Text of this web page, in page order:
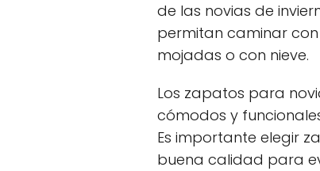
de las novias de
permitan caminar
mojadas o con nieve.
Los zapatos para
cómodos y
Es importante elegir
buena calidad para